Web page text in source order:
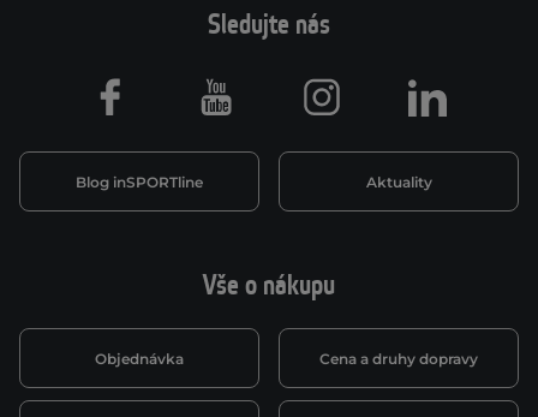
Vše o nákupu
Objednávka Cena a druhy dopravy
Sledujte nás
Blog inSPORTline Aktuality
Facebook Youtube Instagram LinkedIn